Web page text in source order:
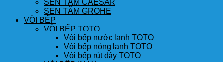
SEN TẮM CAESAR
SEN TẮM GROHE
VÒI BẾP
VÒI BẾP TOTO
Vòi bếp nước lạnh TOTO
Vòi bếp nóng lạnh TOTO
Vòi bếp rút dây TOTO